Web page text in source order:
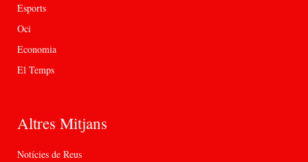
Esports
Oci
Economia
El Temps
Altres Mitjans
Notícies de Reus